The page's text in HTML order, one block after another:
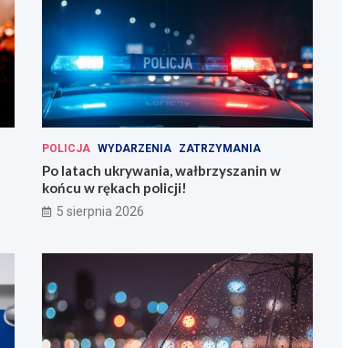
POLICJA WYDARZENIA ZATRZYMANIA
Po latach ukrywania, wałbrzyszanin w
końcu w rękach policji!
5 sierpnia 2026